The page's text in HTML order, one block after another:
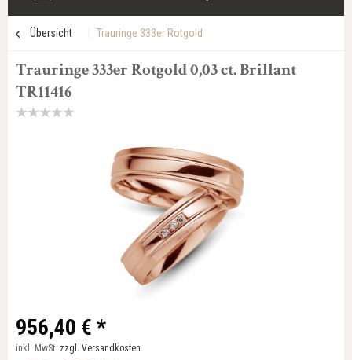
Übersicht Trauringe 333er Rotgold
Trauringe 333er Rotgold 0,03 ct. Brillant
TR11416
956,40 € *
inkl. MwSt. zzgl. Versandkosten